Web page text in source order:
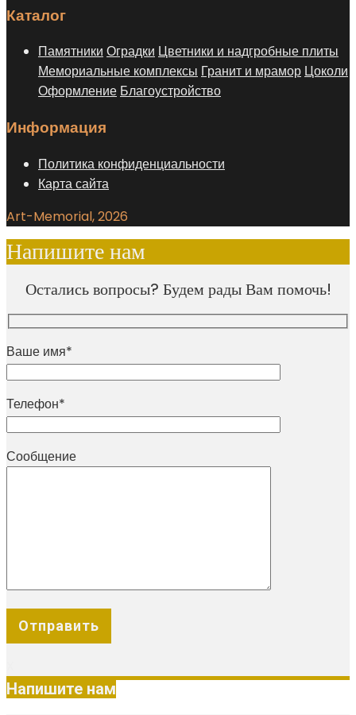
Каталог
Памятники Оградки Цветники и надгробные плиты
Мемориальные комплексы Гранит и мрамор Цоколи
Оформление Благоустройство
Информация
Политика конфиденциальности
Карта сайта
Art-Memorial, 2026
Напишите нам
Остались вопросы? Будем рады Вам помочь!
Ваше имя*
Телефон*
Сообщение
Напишите нам